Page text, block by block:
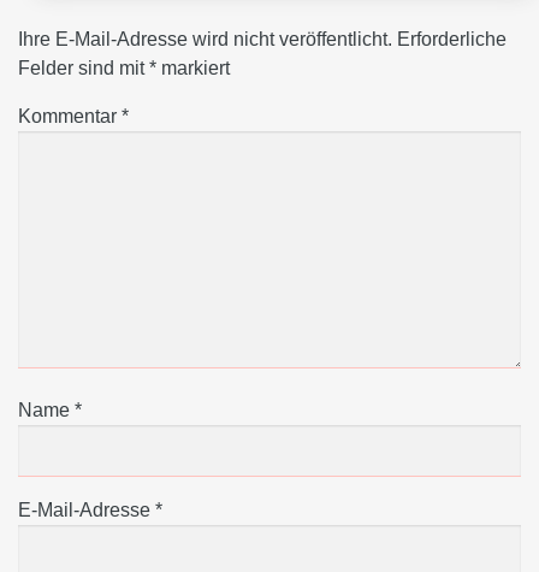
Ihre E-Mail-Adresse wird nicht veröffentlicht. Erforderliche
Felder sind mit* markiert
Kommentar *
Name *
E-Mail-Adresse *